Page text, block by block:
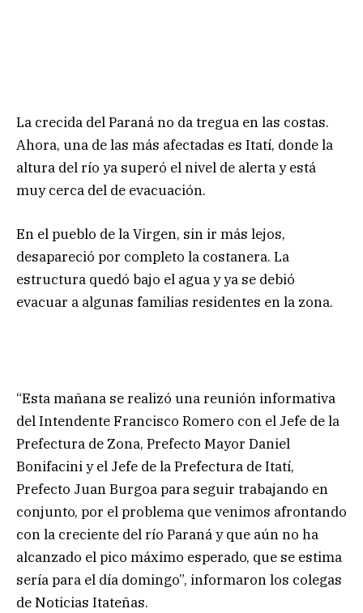
La crecida del Paraná no da tregua en las costas.
Ahora, una de las más afectadas es Itatí, donde la
altura del río ya superó el nivel de alerta y está
muy cerca del de evacuación.
En el pueblo de la Virgen, sin ir más lejos,
desapareció por completo la costanera. La
estructura quedó bajo el agua y ya se debió
evacuar a algunas familias residentes en la zona.
“Esta mañana se realizó una reunión informativa
del Intendente Francisco Romero con el Jefe de la
Prefectura de Zona, Prefecto Mayor Daniel
Bonifacini y el Jefe de la Prefectura de Itatí,
Prefecto Juan Burgoa para seguir trabajando en
conjunto, por el problema que venimos afrontando
con la creciente del río Paraná y que aún no ha
alcanzado el pico máximo esperado, que se estima
sería para el día domingo”, informaron los colegas
de Noticias Itateñas.